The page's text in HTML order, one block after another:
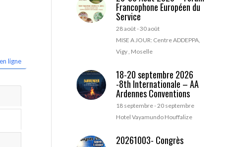
ligne
Francophone Européen du
Service
28 août-30 août
MISE A JOUR: Centre ADDEPPA,
Vigy , Moselle
18-20 septembre 2026
-8th Internationale – AA
Ardennes Conventions
18 septembre-20 septembre
Hotel Vayamundo Houffalize
20261003- Congrès